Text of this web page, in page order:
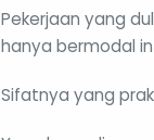
Pekerjaan yang
hanya bermodal
Sifatnya yang